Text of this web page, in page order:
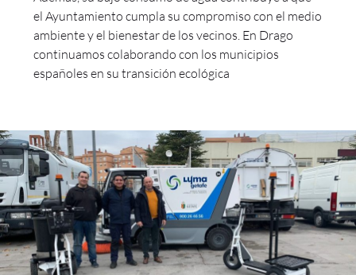
el Ayuntamiento cumpla su compromiso con el medio
ambiente y el bienestar de los vecinos. En Drago
continuamos colaborando con los municipios
españoles en su transición ecológica